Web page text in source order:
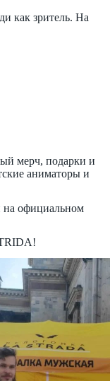
как зритель. На
мерч, подарки и
аниматоры и
на официальном